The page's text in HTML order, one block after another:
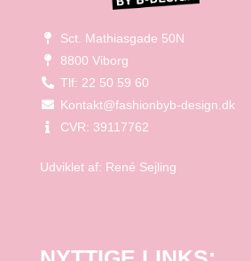
Sct. Mathiasgade 50N
8800 Viborg
Tlf: 22 50 59 60
Kontakt@fashionbyb-design.dk
CVR: 39117762
Udviklet af: René Sejling